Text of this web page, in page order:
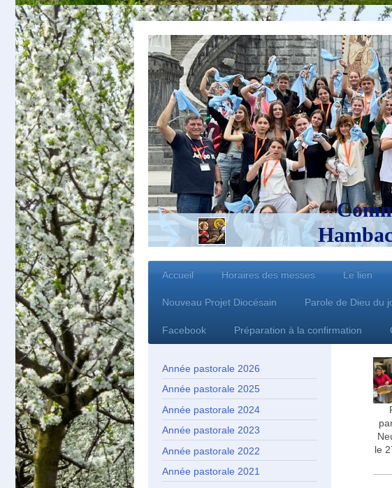
Accueil Horaires des messes Le lien
Nouveau Projet Diocésain Parole de Dieu du
Facebook Préparation à la confirmation
le
Année pastorale 2026
Année pastorale 2025
Année pastorale 2024
Année pastorale 2023
Année pastorale 2022
Année pastorale 2021